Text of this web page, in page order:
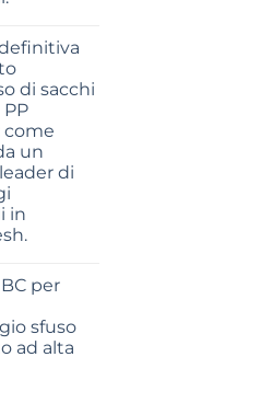
di sacchi
come
un
di
in
per
sfuso
ad alta